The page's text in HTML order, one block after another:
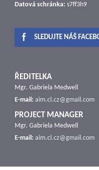
Datová schránka: s7ff3h9
SLEDUJTE NÁŠ
ŘEDITELKA
Mgr. Gabriela Medwell
E-mail: aim.cl.cz@gmail.com
PROJECT MANAGER
Mgr. Gabriela Medwell
E-mail: aim.cl.cz@gmail.com